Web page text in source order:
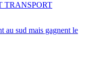
au sud mais gagnent le
TRANSPORT